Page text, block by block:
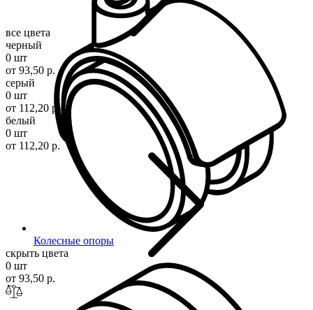
Колесные опоры
все цвета
черный
0 шт
от 93,50 р.
серый
0 шт
от 112,20 р.
белый
0 шт
от 112,20 р.
скрыть цвета
0 шт
от 93,50 р.